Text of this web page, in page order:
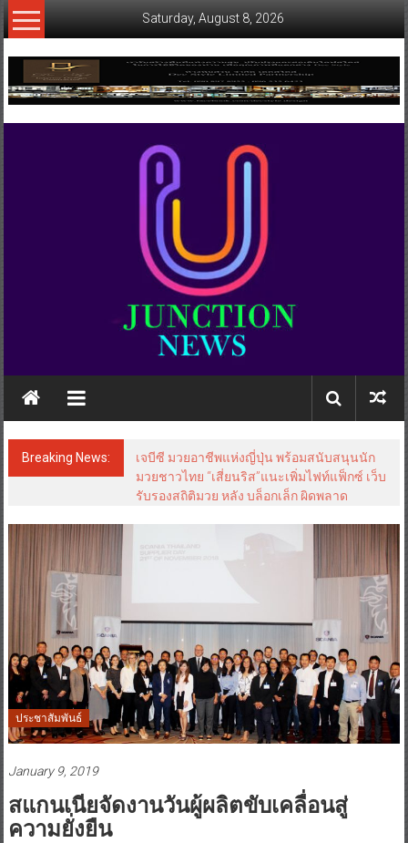
Skip
to
Saturday, August 8, 2026
www.ujunctionnews.com
เว็บ
ข่าว
Breaking News:
เจบีซี มวยอาชีพแห่งญี่ปุ่น พร้อมสนับสนุนนัก
มวยชาวไทย “เสี่ยนริส”แนะเพิ่มไฟท์แฟ็กซ์ เว็บ
รับรองสถิติมวย หลัง บล็อกเล็ก ผิดพลาด
ประชาสัมพันธ์
January 9, 2019
สแกนเนียจัดงานวันผู้ผลิตขับเคลื่อนสู่
ความยั่งยืน